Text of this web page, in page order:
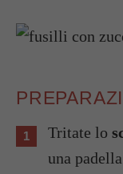
Tritate lo
una